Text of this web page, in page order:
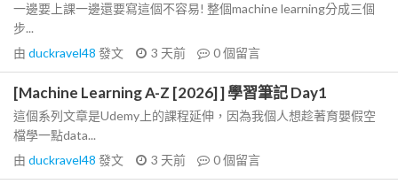
一邊要上課一邊還要寫這個不容易! 整個machine learning分成三個
步...
由 duckravel48 發文 3 天前 0個留言
[Machine Learning A-Z [2026] ] 學習筆記 Day1
這個系列文章是Udemy上的課程延伸，因為我個人想趁著育嬰假空
檔學一點data...
由 duckravel48 發文 3 天前 0個留言